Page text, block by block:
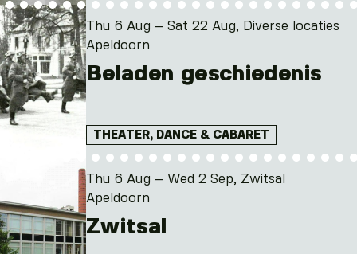
Thu 6 Aug – Sat 22 Aug, Diverse locaties
Apeldoorn
Beladen geschiedenis
THEATER, DANCE & CABARET
Thu 6 Aug – Wed 2 Sep, Zwitsal
Apeldoorn
Zwitsal